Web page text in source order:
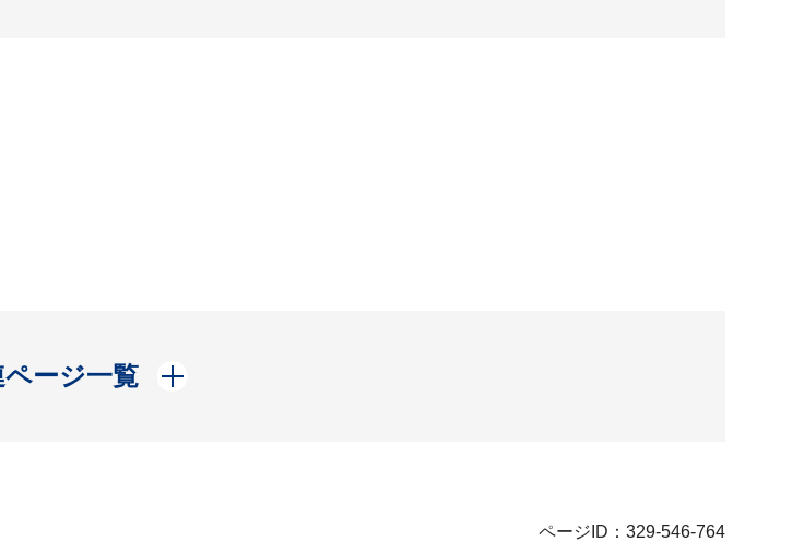
ページ一覧
開く
ページID：329-546-764